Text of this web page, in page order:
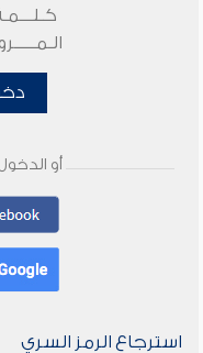
أو
استرجاع الرمز السري